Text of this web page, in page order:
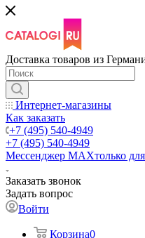
Доставка товаров из
Интернет-магазины
Как заказать
+7 (495) 540-4949
+7 (495) 540-4949
Мессенджер МАХтолько
Заказать звонок
Задать вопрос
Войти
Корзина0